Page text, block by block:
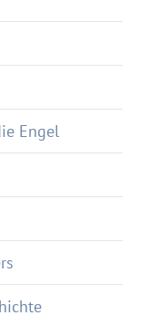
Engel